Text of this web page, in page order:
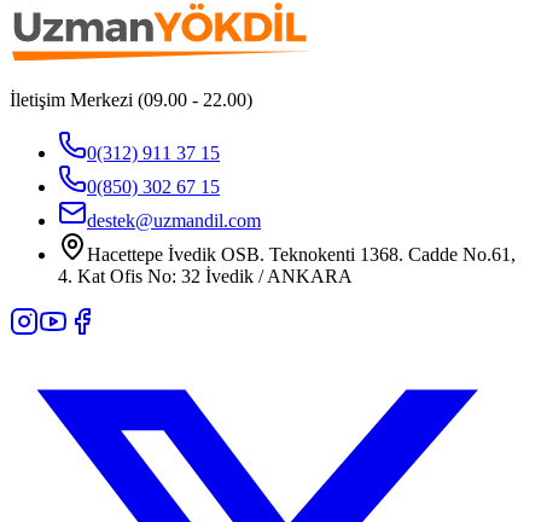
İletişim Merkezi (09.00 - 22.00)
0(312) 911 37 15
0(850) 302 67 15
destek@uzmandil.com
Hacettepe İvedik OSB. Teknokenti 1368. Cadde No.61,
4. Kat Ofis No: 32 İvedik / ANKARA